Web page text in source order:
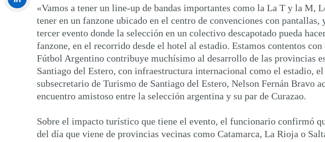
«Vamos a tener un line-up de bandas importantes como la La T y la M,
tener en un fanzone ubicado en el centro de convenciones con
tercer evento donde la selección en un colectivo descapotado pueda
fanzone, en el recorrido desde el hotel al estadio. Estamos contentos
Fútbol Argentino contribuye muchísimo al desarrollo de las provincias
Santiago del Estero, con infraestructura internacional como el estadio,
subsecretario de Turismo de Santiago del Estero, Nelson Fernán Bravo
encuentro amistoso entre la selección argentina y su par de Curazao.
Sobre el impacto turístico que tiene el evento, el funcionario confirmó
del día que viene de provincias vecinas como Catamarca, La Rioja o